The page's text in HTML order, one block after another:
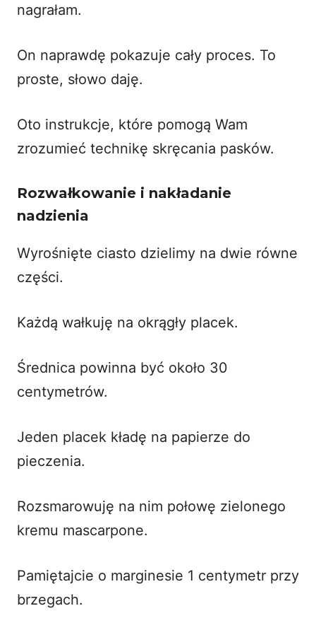
nagrałam.
On naprawdę pokazuje cały proces. To
proste, słowo daję.
Oto instrukcje, które pomogą Wam
zrozumieć technikę skręcania pasków.
Rozwałkowanie i nakładanie
nadzienia
Wyrośnięte ciasto dzielimy na dwie równe
części.
Każdą wałkuję na okrągły placek.
Średnica powinna być około 30
centymetrów.
Jeden placek kładę na papierze do
pieczenia.
Rozsmarowuję na nim połowę zielonego
kremu mascarpone.
Pamiętajcie o marginesie 1 centymetr przy
brzegach.